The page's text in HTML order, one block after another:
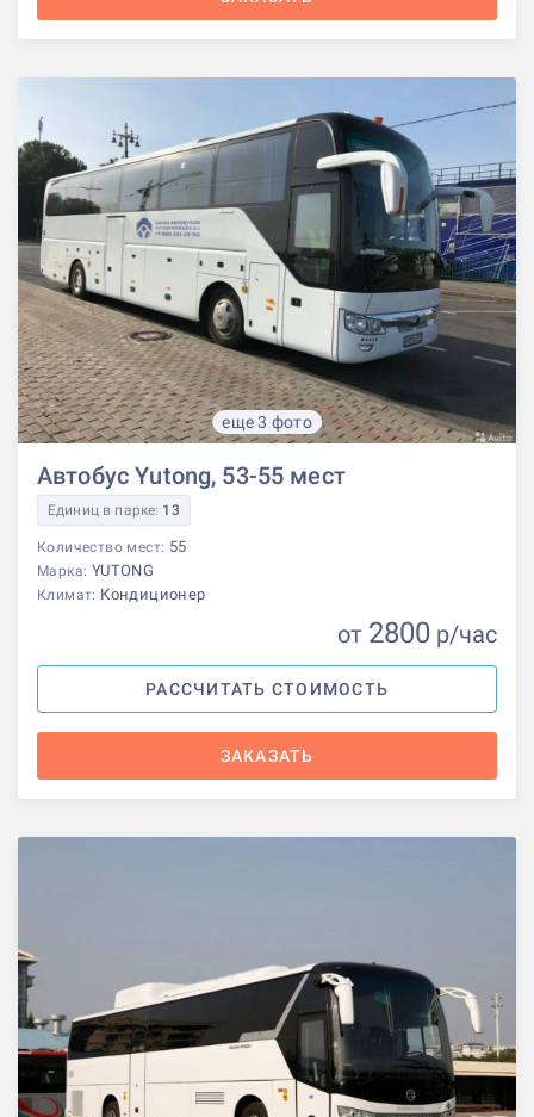
еще 3 фото
Автобус Yutong, 53-55 мест
Единиц в парке: 13
Количество мест: 55
Марка: YUTONG
Климат: Кондиционер
от 2800 р/час
РАССЧИТАТЬ СТОИМОСТЬ
ЗАКАЗАТЬ